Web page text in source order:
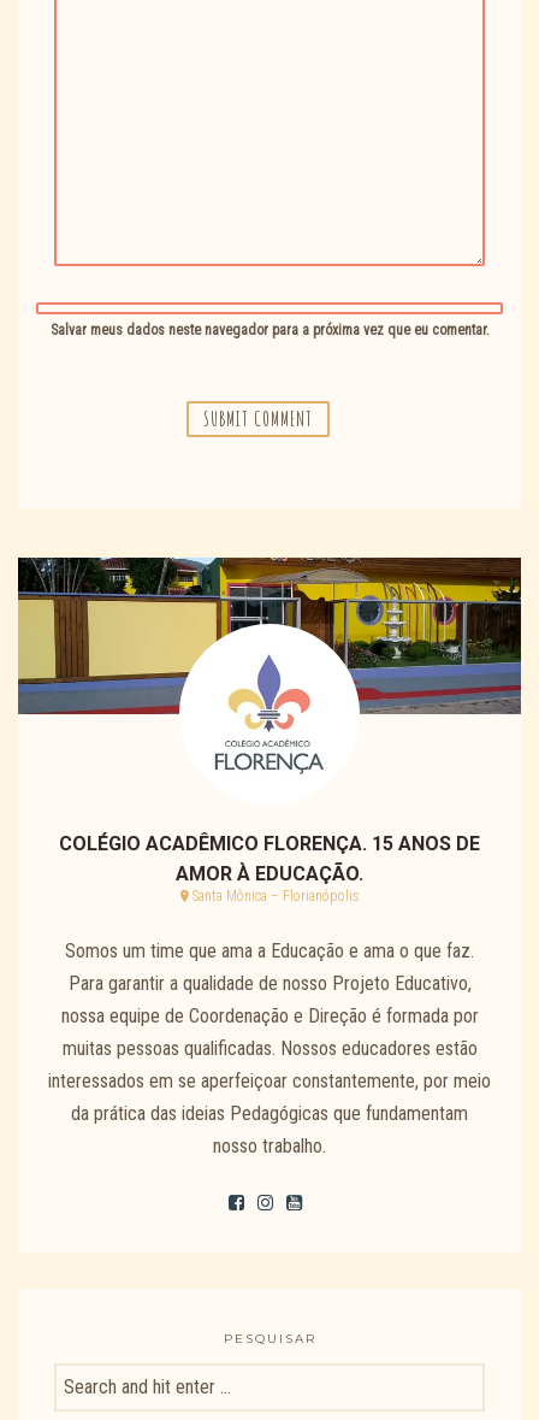
Salvar meus dados neste navegador para a próxima vez que eu comentar.
COLÉGIO ACADÊMICO FLORENÇA. 15 ANOS DE
AMOR À EDUCAÇÃO.
Santa Mônica – Florianópolis
Somos um time que ama a Educação e ama o que faz.
Para garantir a qualidade de nosso Projeto Educativo,
nossa equipe de Coordenação e Direção é formada por
muitas pessoas qualificadas. Nossos educadores estão
interessados em se aperfeiçoar constantemente, por meio
da prática das ideias Pedagógicas que fundamentam
nosso trabalho.
PESQUISAR